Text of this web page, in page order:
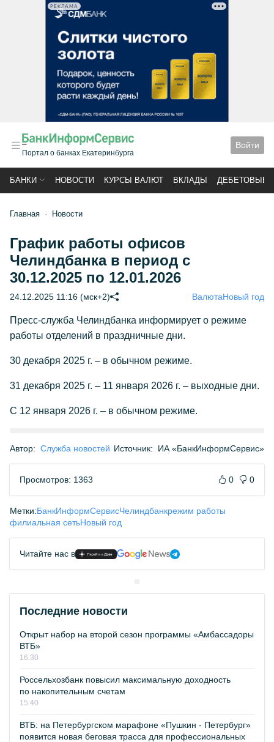
РЕКЛАМА
Портал о банках Екатеринбурга
Войти
БАНКИ НОВОСТИ КУРСЫ ВАЛЮТ ВКЛАДЫ ДЕБЕТОВЫЕ
Главная Новости
График работы офисов
Челиндбанка в период с
30.12.2025 по 12.01.2026
24.12.2025 11:16 (мск+2) ВалютаНовый год
Пресс-служба Челиндбанка информирует о режиме
работы отделений в праздничные дни.
30 декабря 2025 г. – в обычном режиме.
31 декабря 2025 г. – 11 января 2026 г. – выходные дни.
С 12 января 2026 г. – в обычном режиме.
Автор: Служба новостей Источник: ИА «БанкИнформСервис»
Просмотров: 1363 0 0
Метки:БанкИнформСервисЧелиндбанкрежим работы
филиальная сетьНовый год
Читайте нас в
Последние новости
Открыт набор на второй сезон программы «Амбассадоры
ВТБ»
16:30
Россельхозбанк повысил максимальную доходность
по накопительным счетам
15:40
ВТБ: на Петербургском марафоне «Пушкин - Петербург»
появится новая беговая трасса для профессиональных